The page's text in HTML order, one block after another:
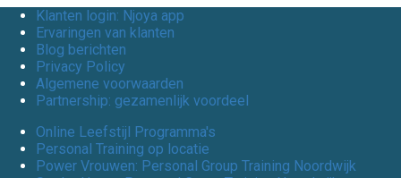
Klanten login: Njoya app
Ervaringen van klanten
Blog berichten
Privacy Policy
Algemene voorwaarden
Partnership: gezamenlijk voordeel
Online Leefstijl Programma's
Personal Training op locatie
Power Vrouwen: Personal Group Training Noordwijk